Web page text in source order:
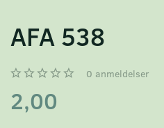
AFA 538
0 anmeldelser
2,00